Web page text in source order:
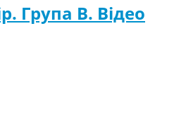
Група B. Відео